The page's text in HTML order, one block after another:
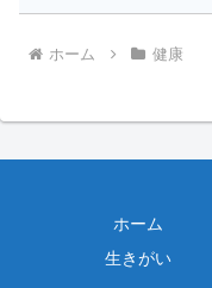
ホーム 健康
ホーム
生きがい